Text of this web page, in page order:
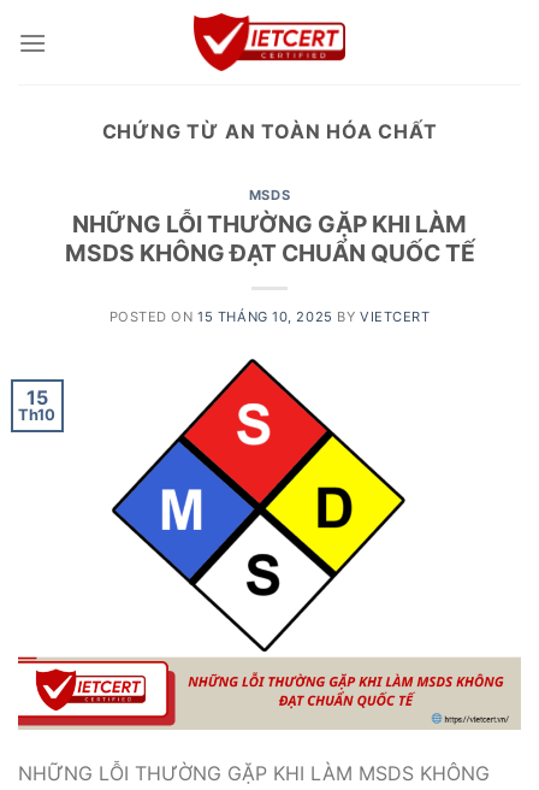
CHỨNG TỪ AN TOÀN HÓA CHẤT
MSDS
NHỮNG LỖI THƯỜNG GẶP KHI LÀM
MSDS KHÔNG ĐẠT CHUẨN QUỐC TẾ
POSTED ON15 THÁNG 10, 2025 BY VIETCERT
15
Th10
NHỮNG LỖI THƯỜNG GẶP KHI LÀM MSDS KHÔNG